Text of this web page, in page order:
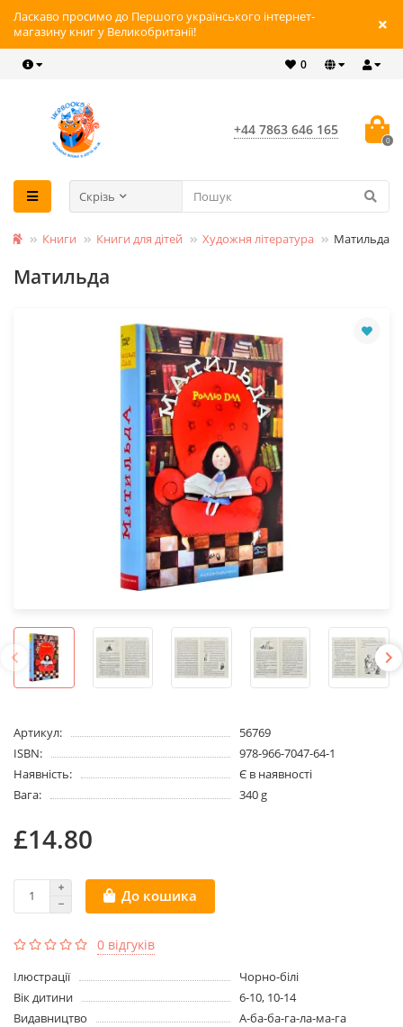
Ласкаво просимо до Першого українського інтернет-
магазину книг у Великобританії!
0
+44 7863 646 165
0
Скрізь
Книги Книги для дітей Художня література Матильда
Матильда
Артикул:
56769
ISBN:
978-966-7047-64-1
Наявність:
Є в наявності
Вага:
340 g
£14.80
До кошика
0 відгуків
Ілюстрації
Чорно-білі
Вік дитини
6-10, 10-14
Видавництво
А-ба-ба-га-ла-ма-га